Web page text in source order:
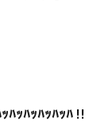
ﾊｯﾊｯﾊｯﾊｯﾊ !!